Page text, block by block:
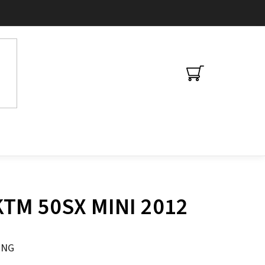
NÁKUPNÍ
50SX MINI 2012